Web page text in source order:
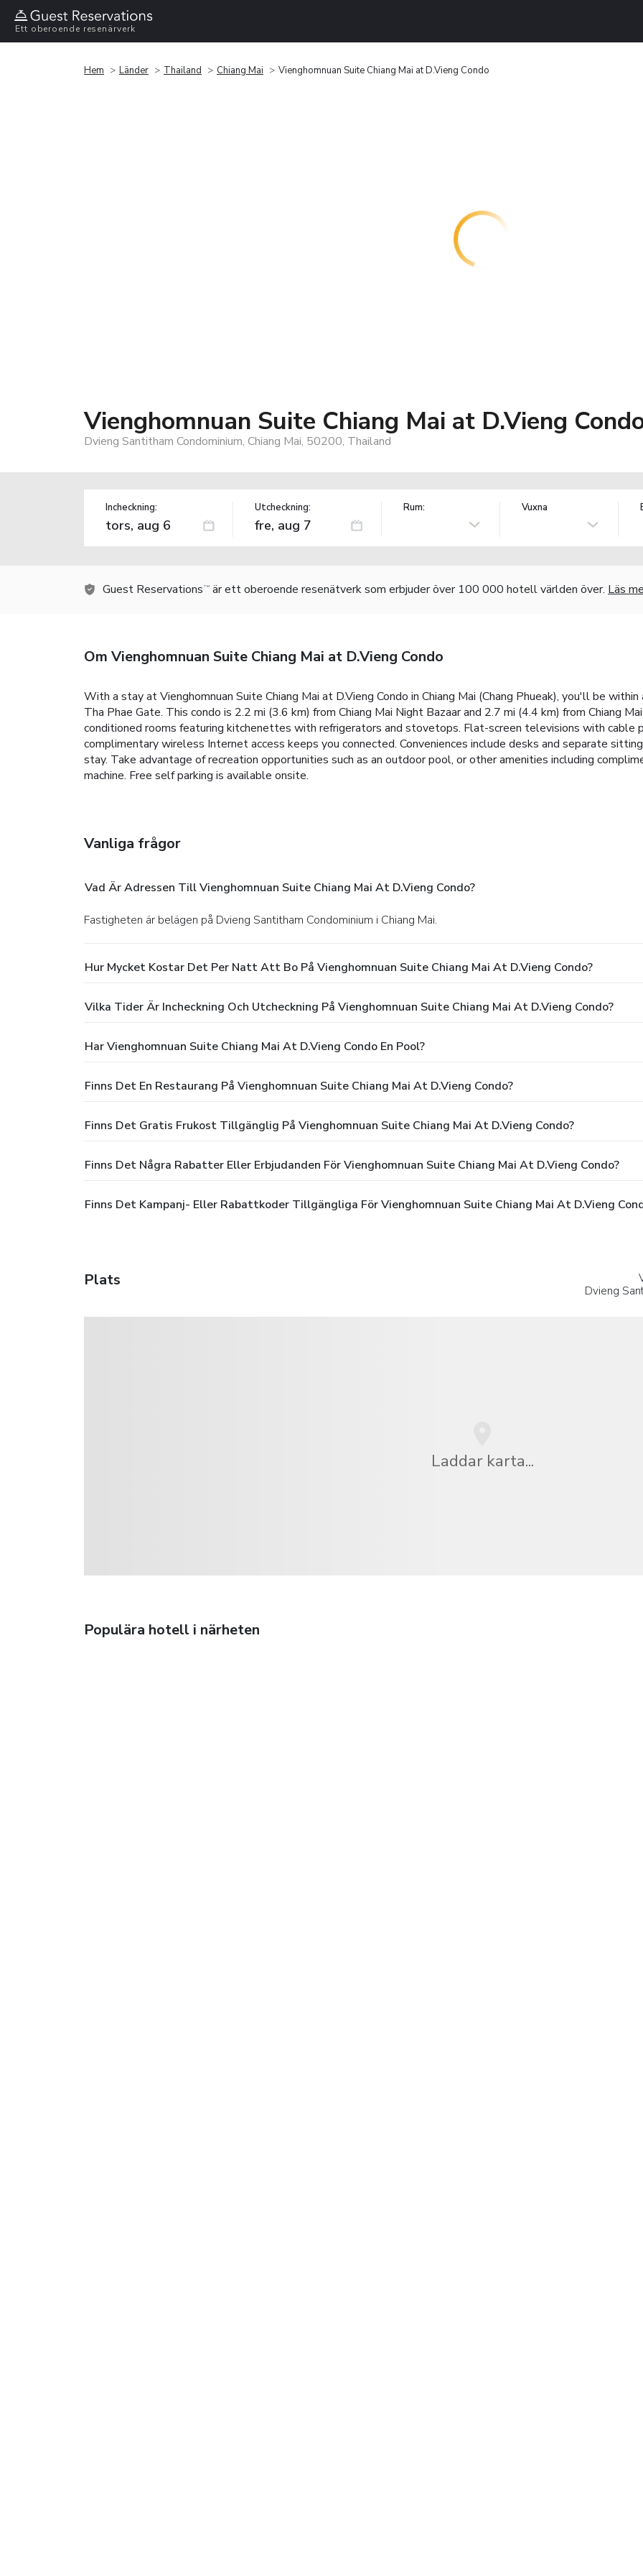
Ett oberoende resenärverk
Hem Länder Thailand Chiang Mai Vienghomnuan Suite Chiang Mai at D.Vieng Condo
Vienghomnuan Suite Chiang Mai at D.Vieng
Dvieng Santitham Condominium, Chiang Mai, 50200, Thailand
Incheckning: Utcheckning: Rum: Vuxna
Guest Reservations TM är ett oberoende resenätverk som erbjuder över 100 000 hotell världen över. Läs
Om Vienghomnuan Suite Chiang Mai at D.Vieng Condo
With a stay at Vienghomnuan Suite Chiang Mai at D.Vieng Condo in Chiang Mai (Chang Phueak), you'll be
Tha Phae Gate. This condo is 2.2 mi (3.6 km) from Chiang Mai Night Bazaar and 2.7 mi (4.4 km) from Chiang
conditioned rooms featuring kitchenettes with refrigerators and stovetops. Flat-screen televisions with cable
complimentary wireless Internet access keeps you connected. Conveniences include desks and separate
stay. Take advantage of recreation opportunities such as an outdoor pool, or other amenities including
machine. Free self parking is available onsite.
Vanliga frågor
Vad Är Adressen Till Vienghomnuan Suite Chiang Mai At D.Vieng Condo?
Fastigheten är belägen på Dvieng Santitham Condominium i Chiang Mai.
Hur Mycket Kostar Det Per Natt Att Bo På Vienghomnuan Suite Chiang Mai At D.Vieng Condo?
Vilka Tider Är Incheckning Och Utcheckning På Vienghomnuan Suite Chiang Mai At D.Vieng Condo?
Har Vienghomnuan Suite Chiang Mai At D.Vieng Condo En Pool?
Finns Det En Restaurang På Vienghomnuan Suite Chiang Mai At D.Vieng Condo?
Finns Det Gratis Frukost Tillgänglig På Vienghomnuan Suite Chiang Mai At D.Vieng Condo?
Finns Det Några Rabatter Eller Erbjudanden För Vienghomnuan Suite Chiang Mai At D.Vieng Condo?
Finns Det Kampanj- Eller Rabattkoder Tillgängliga För Vienghomnuan Suite Chiang Mai At D.Vieng
Plats
Dvieng
Laddar karta...
Populära hotell i närheten